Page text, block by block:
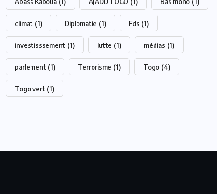
climat (1) Diplomatie (1) Fds (1)
investisssement (1) lutte (1) médias (1)
parlement (1) Terrorisme (1) Togo (4)
Togo vert (1)